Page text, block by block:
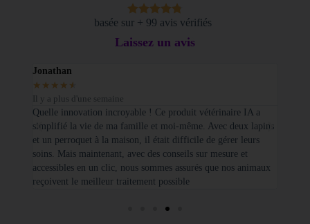
basée sur + 99 avis vérifiés
Laissez un avis
Jonathan
★ ★ ★ ★ ★
Il y a plus d'une semaine
Quelle innovation incroyable ! Ce produit vétérinaire IA a
simplifié la vie de ma famille et moi-même. Avec deux lapins
et un perroquet à la maison, il était difficile de gérer leurs
soins. Mais maintenant, avec des conseils sur mesure et
accessibles en un clic, nous sommes assurés que nos animaux
reçoivent le meilleur traitement possible